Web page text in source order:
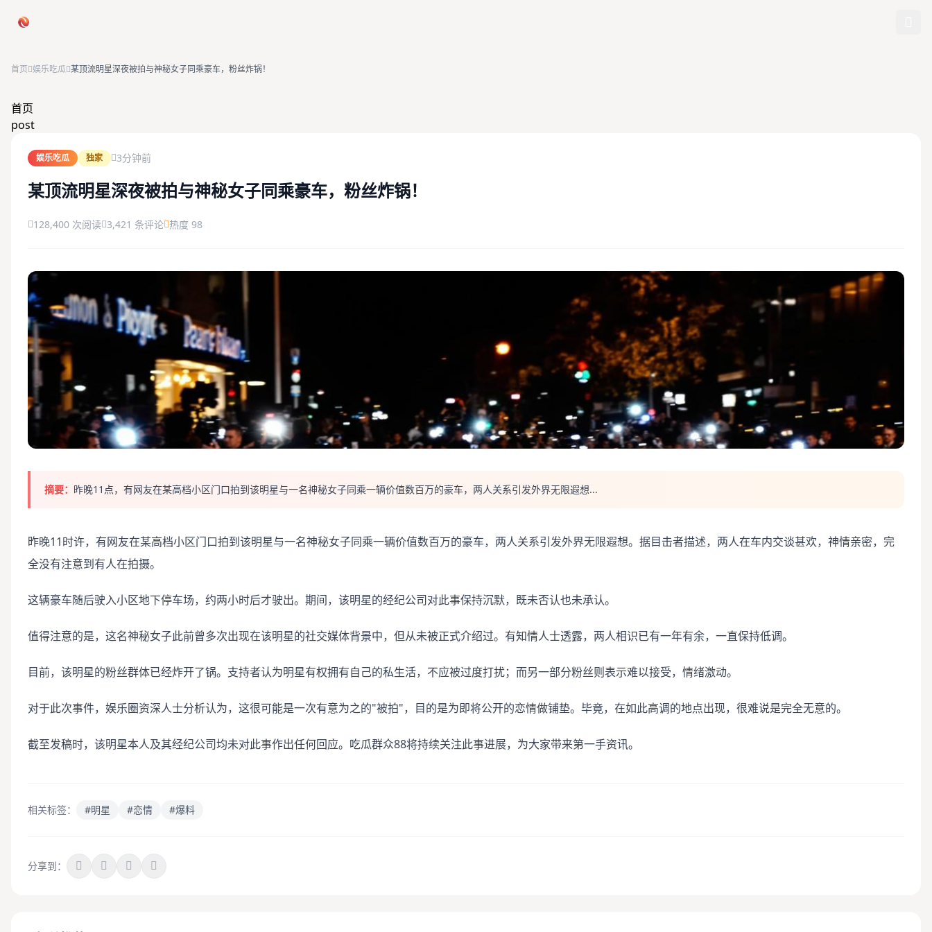
首页 娱乐吃瓜 某顶流明星深夜被拍与神秘女子同乘豪车，粉丝炸锅！
首页
post
娱乐吃瓜 独家 3分钟前
某顶流明星深夜被拍与神秘女子同乘豪车，粉丝炸锅！
128,400 次阅读 3,421 条评论 热度 98
摘要： 昨晚11点，有网友在某高档小区门口拍到该明星与一名神秘女子同乘一辆价值数百万的豪车，两人关系引发外界无限遐想...
昨晚11时许，有网友在某高档小区门口拍到该明星与一名神秘女子同乘一辆价值数百万的豪车，两人关系引发外界无限遐想。据目击者描述，两人在车内交谈甚欢，神情亲密，完
全没有注意到有人在拍摄。
这辆豪车随后驶入小区地下停车场，约两小时后才驶出。期间，该明星的经纪公司对此事保持沉默，既未否认也未承认。
值得注意的是，这名神秘女子此前曾多次出现在该明星的社交媒体背景中，但从未被正式介绍过。有知情人士透露，两人相识已有一年有余，一直保持低调。
目前，该明星的粉丝群体已经炸开了锅。支持者认为明星有权拥有自己的私生活，不应被过度打扰；而另一部分粉丝则表示难以接受，情绪激动。
对于此次事件，娱乐圈资深人士分析认为，这很可能是一次有意为之的"被拍"，目的是为即将公开的恋情做铺垫。毕竟，在如此高调的地点出现，很难说是完全无意的。
截至发稿时，该明星本人及其经纪公司均未对此事作出任何回应。吃瓜群众88将持续关注此事进展，为大家带来第一手资讯。
相关标签： #明星 #恋情 #爆料
分享到：